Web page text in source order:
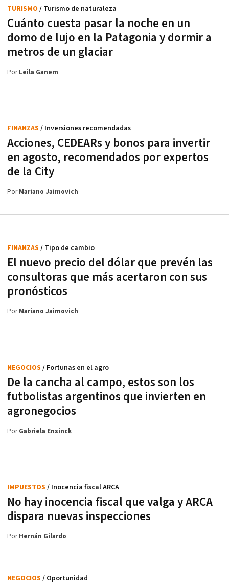
Cuánto cuesta pasar la noche en un
domo de lujo en la Patagonia y dormir a
metros de un glaciar
TURISMO / Turismo de naturaleza
PorLeila Ganem
Acciones, CEDEARs y bonos para invertir
en agosto, recomendados por expertos
de la City
FINANZAS / Inversiones recomendadas
PorMariano Jaimovich
El nuevo precio del dólar que prevén las
consultoras que más acertaron con sus
pronósticos
FINANZAS / Tipo de cambio
PorMariano Jaimovich
De la cancha al campo, estos son los
futbolistas argentinos que invierten en
agronegocios
NEGOCIOS / Fortunas en el agro
PorGabriela Ensinck
No hay inocencia fiscal que valga y ARCA
dispara nuevas inspecciones
IMPUESTOS / Inocencia fiscal ARCA
PorHernán Gilardo
NEGOCIOS / Oportunidad